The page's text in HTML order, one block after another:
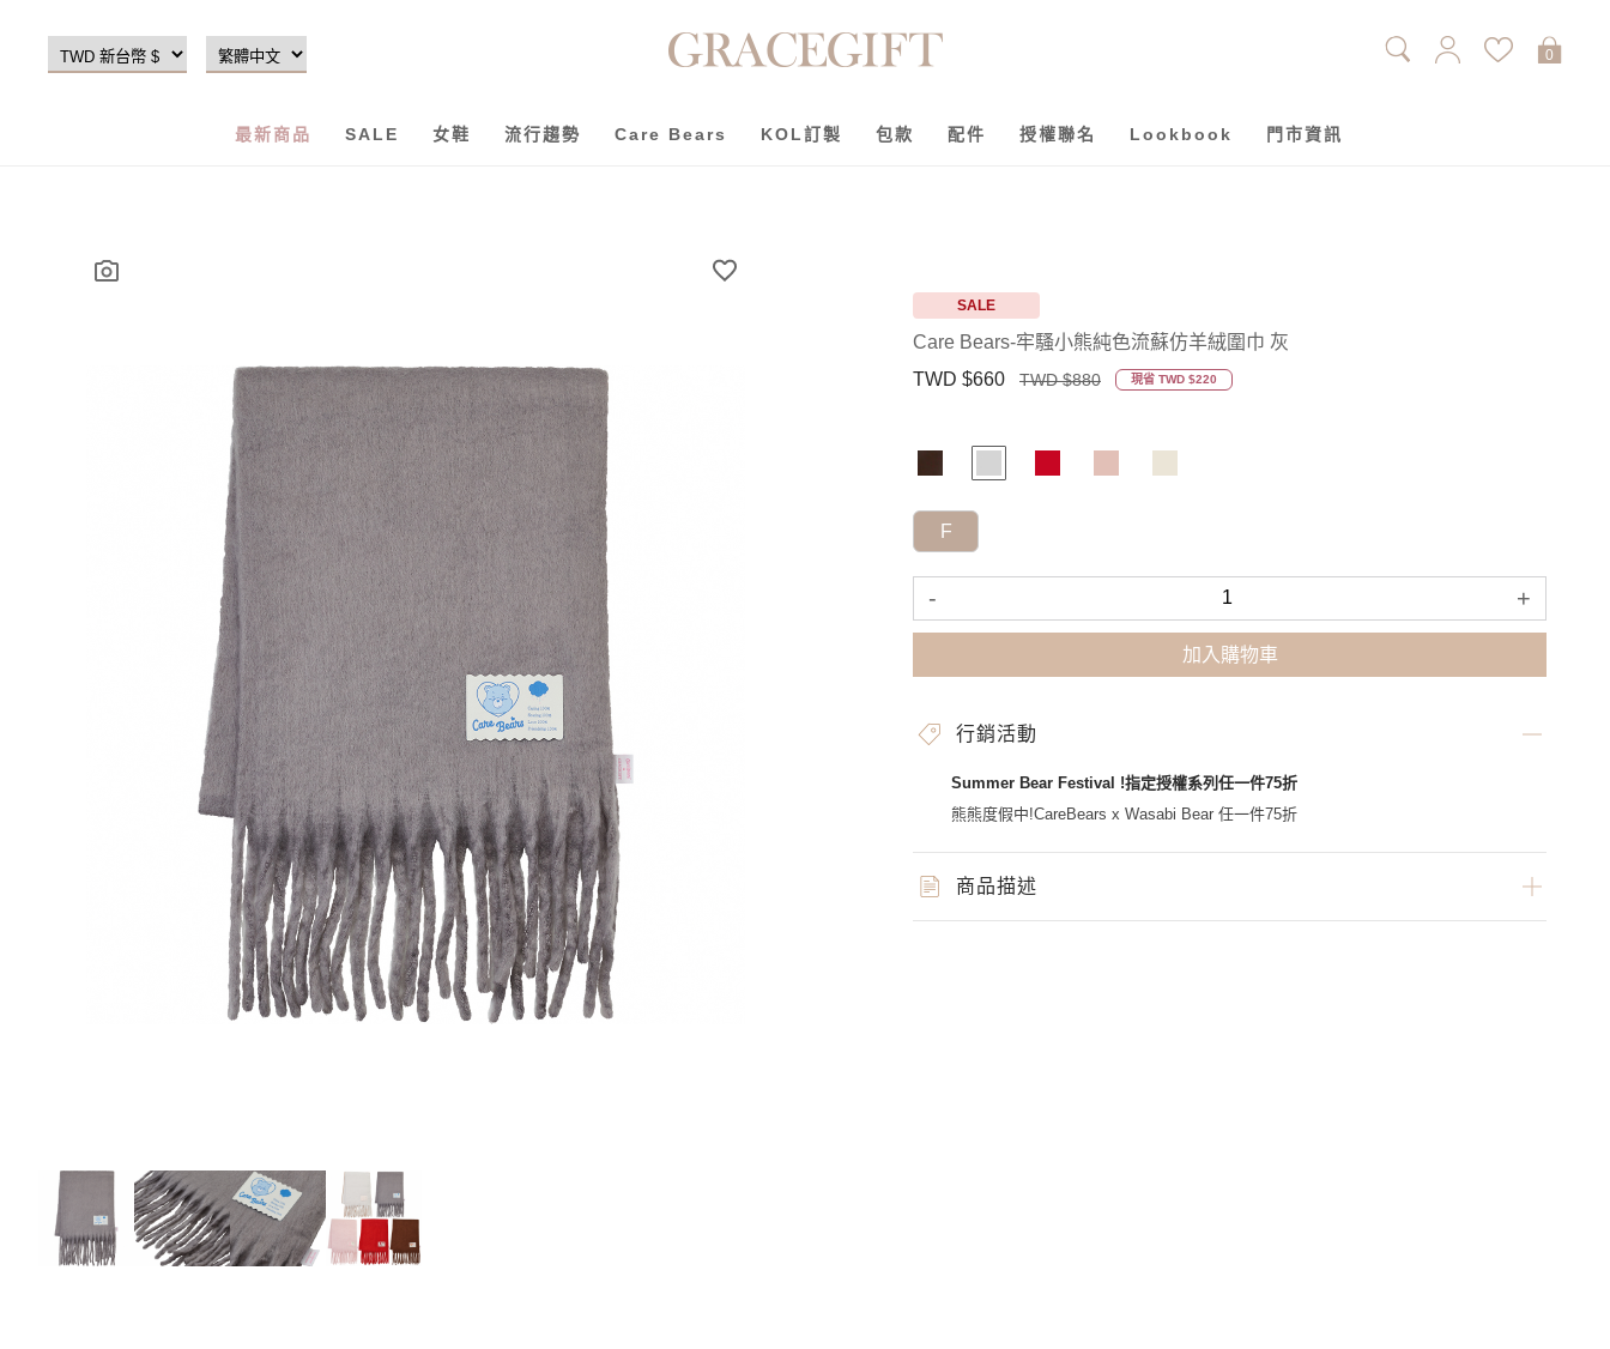
最新商品 SALE 女鞋 流行趨勢 Care Bears KOL訂製 包款 配件 授權聯名 Lookbook 門市資訊
SALE
Care Bears-牢騷小熊純色流蘇仿羊絨圍巾 灰
TWD $660
TWD $880 現省 TWD $220
F
- +
加入購物車
行銷活動
Summer Bear Festival !指定授權系列任一件75折
熊熊度假中!CareBears x Wasabi Bear 任一件75折
商品描述
0